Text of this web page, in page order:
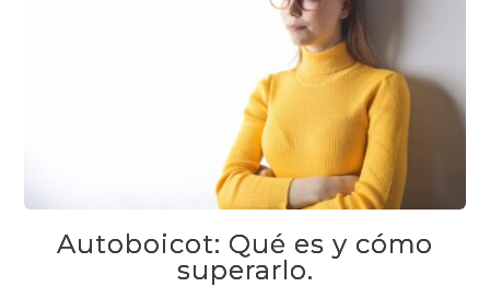
Autoboicot: Qué es y cómo
superarlo.